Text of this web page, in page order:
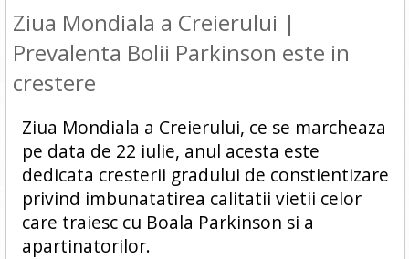
Ziua Mondiala a Creierului |
Prevalenta Bolii Parkinson este in
crestere
Ziua Mondiala a Creierului, ce se marcheaza
pe data de 22 iulie, anul acesta este
dedicata cresterii gradului de constientizare
privind imbunatatirea calitatii vietii celor
care traiesc cu Boala Parkinson si a
apartinatorilor.